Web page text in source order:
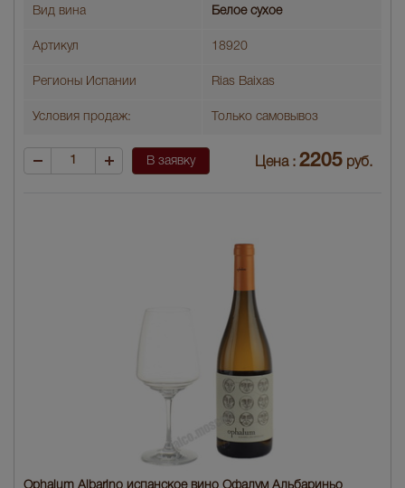
Вид вина Белое сухое
Артикул 18920
Регионы Испании Rias Baixas
Условия продаж: Только самовывоз
В заявку Цена : 2205 руб.